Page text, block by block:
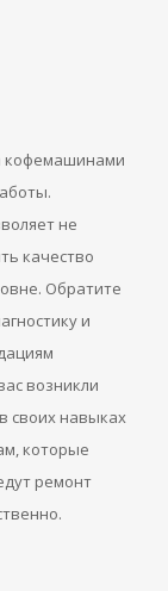
кофемашинами
не
качество
Обратите
и
возникли
своих навыках
которые
ремонт